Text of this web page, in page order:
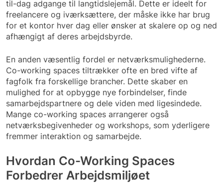
til-dag adgange til langtidslejemål. Dette er ideelt for
freelancere og iværksættere, der måske ikke har brug
for et kontor hver dag eller ønsker at skalere op og ned
afhængigt af deres arbejdsbyrde.
En anden væsentlig fordel er netværksmulighederne.
Co-working spaces tiltrækker ofte en bred vifte af
fagfolk fra forskellige brancher. Dette skaber en
mulighed for at opbygge nye forbindelser, finde
samarbejdspartnere og dele viden med ligesindede.
Mange co-working spaces arrangerer også
netværksbegivenheder og workshops, som yderligere
fremmer interaktion og samarbejde.
Hvordan Co-Working Spaces
Forbedrer Arbejdsmiljøet